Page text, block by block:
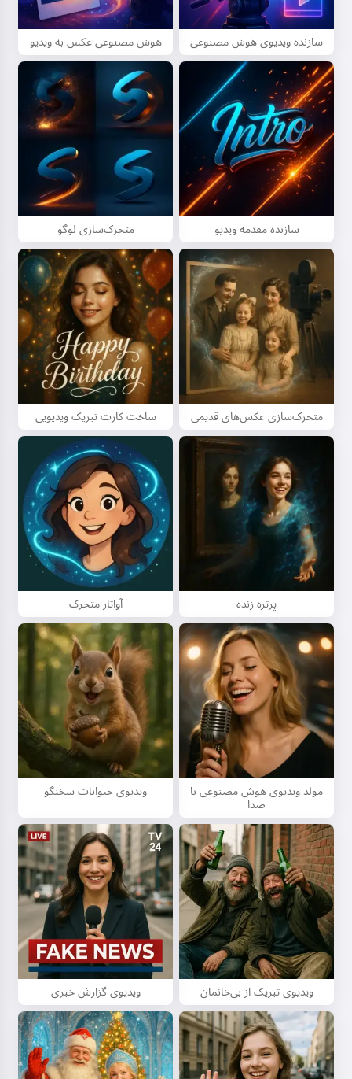
سازنده ویدیوی هوش مصنوعی هوش مصنوعی عکس به ویدیو
سازنده مقدمه ویدیو متحرک‌سازی لوگو
متحرک‌سازی عکس‌های قدیمی ساخت کارت تبریک ویدیویی
پرتره زنده آواتار متحرک
مولد ویدیوی هوش مصنوعی با
صدا
ویدیوی حیوانات سخنگو
ویدیوی تبریک از بی‌خانمان ویدیوی گزارش خبری